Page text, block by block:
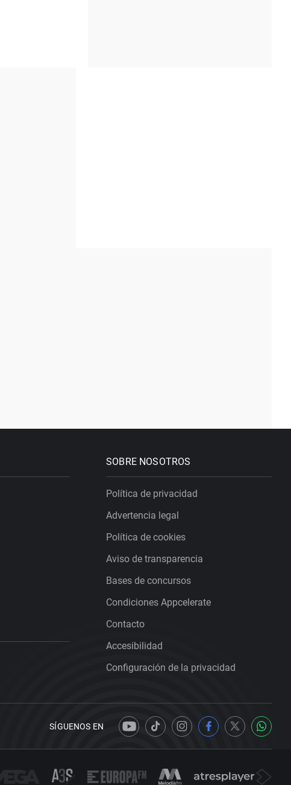
SOBRE NOSOTROS
Política de privacidad
Advertencia legal
Política de cookies
Aviso de transparencia
Bases de concursos
Condiciones Appcelerate
Contacto
Accesibilidad
Configuración de la privacidad
SÍGUENOS EN